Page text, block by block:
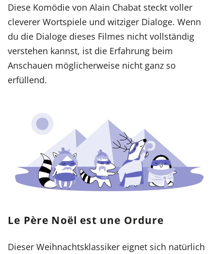
Diese Komödie von Alain Chabat steckt voller
cleverer Wortspiele und witziger Dialoge. Wenn
du die Dialoge dieses Filmes nicht vollständig
verstehen kannst, ist die Erfahrung beim
Anschauen möglicherweise nicht ganz so
erfüllend.
Le Père Noël est une Ordure
Dieser Weihnachtsklassiker eignet sich natürlich